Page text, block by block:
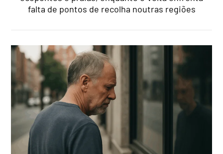
falta de pontos de recolha noutras regiões